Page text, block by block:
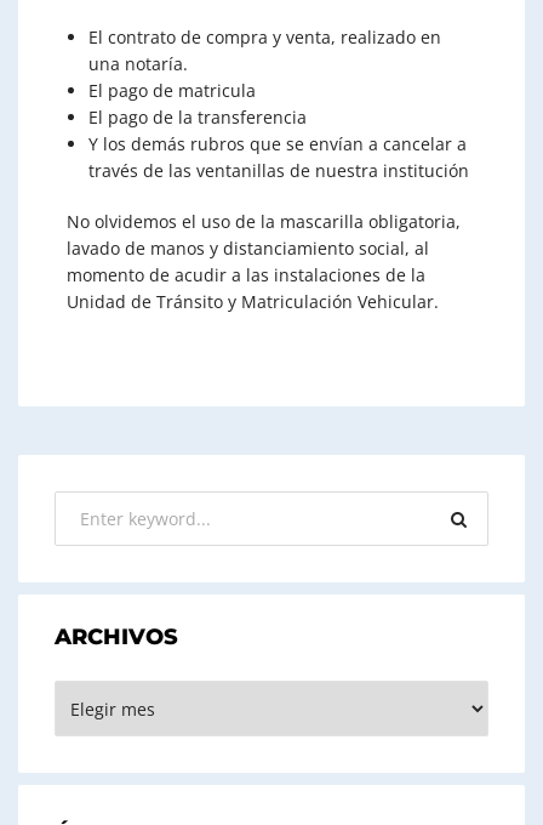
El contrato de compra y venta, realizado en
una notaría.
El pago de matricula
El pago de la transferencia
Y los demás rubros que se envían a cancelar a
través de las ventanillas de nuestra institución
No olvidemos el uso de la mascarilla obligatoria,
lavado de manos y distanciamiento social, al
momento de acudir a las instalaciones de la
Unidad de Tránsito y Matriculación Vehicular.
ARCHIVOS